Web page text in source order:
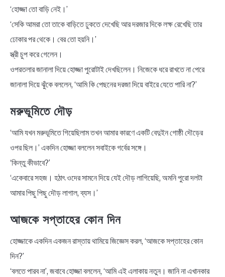
‘হোজ্জা তো বাড়ি নেই।’
‘সেকি আমরা তো তাকে বাড়িতে ঢুকতে দেখেছি আর দরজার দিকে লক্ষ রেখেছি তার
ঢোকার পর থেকে। বের তো হয়নি।’
স্ত্রী চুপ করে গেলেন।
ওপরতলার জানালা দিয়ে হোজ্জা পুরোটাই দেখছিলেন। নিজেকে ধরে রাখতে না পেরে
জানালা দিয়ে ঝুঁকে বললেন, ‘আমি কি পেছনের দরজা দিয়ে বাইরে যেতে পারি না?’
মরুভূমিতে দৌড়
‘আমি যখন মরুভূমিতে গিয়েছিলাম তখন আমার কারণে একটি বেদুইন গোষ্ঠী দৌড়ের
ওপর ছিল।’ একদিন হোজ্জা বললেন সবাইকে গর্বের সঙ্গে।
‘কিন্তু কীভাবে?’
‘একেবারে সহজ। হঠাৎ ওদের সামনে দিয়ে যেই দৌড় লাগিয়েছি, অমনি পুরো দলটা
আমার পিছু পিছু দৌড় লাগাল, ব্যস।’
আজকে সপ্তাহের কোন দিন
হোজ্জাকে একদিন একজন রাস্তায় থামিয়ে জিজ্ঞেস করল, ‘আজকে সপ্তাহের কোন
দিন?’
‘বলতে পারব না’, জবাবে হোজ্জা বললেন, ‘আমি এই এলাকায় নতুন। জানি না এখানকার